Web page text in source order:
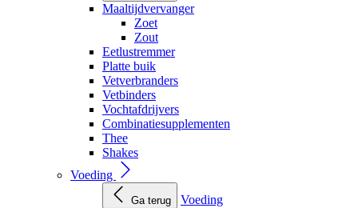
Maaltijdvervanger
Zoet
Zout
Eetlustremmer
Platte buik
Vetverbranders
Vetbinders
Vochtafdrijvers
Combinatiesupplementen
Thee
Shakes
Voeding
Ga terug
Voeding